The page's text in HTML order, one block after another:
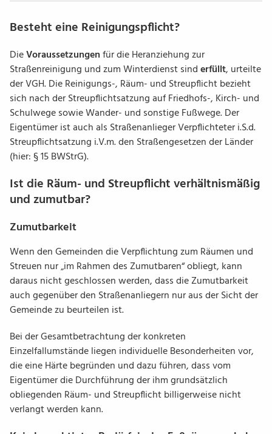
Besteht eine Reinigungspflicht?
DieVoraussetzungenfür die Heranziehung zur
Straßenreinigung und zum Winterdienst sinderfüllt, urteilte
der VGH. Die Reinigungs-, Räum- und Streupflichtbezieht
sich nach der Streupflichtsatzung auf Friedhofs-, Kirch- und
Schulwege sowie Wander- und sonstige Fußwege. Der
Eigentümer ist auch als Straßenanlieger Verpflichteter i.S.d.
Streupflichtsatzung i.V.m. den Straßengesetzen der Länder
(hier: § 15 BWStrG).
Ist die Räum- und Streupflicht verhältnismäßig
und zumutbar?
Zumutbarkeit
Wenn den Gemeinden die Verpflichtung zum Räumen und
Streuen nur „im Rahmen des Zumutbaren“ obliegt, kann
daraus nicht geschlossen werden, dass die Zumutbarkeit
auch gegenüber den Straßenanliegern nur aus der Sicht der
Gemeinde zu beurteilen ist.
Bei der Gesamtbetrachtung der konkreten
Einzelfallumstände liegen individuelle Besonderheiten vor,
die eine Härte begründen und dazu führen, dass vom
Eigentümer die Durchführung der ihm grundsätzlich
obliegenden Räum- und Streupflicht billigerweise nicht
verlangt werden kann.